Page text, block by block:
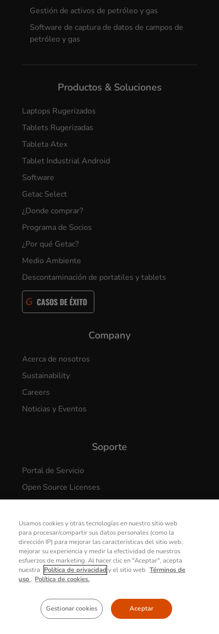
Gestión de activos de petróleo y gas
Software de captura de datos de campos de
petróleo y gas
Productos & Soluciones
Laptops Rugerizados
Tablets Rugerizadas
Tableta Atex
Tablet Industrial Android
Software
Getac Select
¿Donde comprar?
Programa de Socios
¿Por qué Getac?
Medio Ambiente
Descontaminación de portatiles y tablets
CASOS DE ÉXITO
Company
Acerca de nosotros
Sustainability
Careers
Noticias y Eventos
Soporte
Portal de Servicio
Open Source Licenses
Security Vulnerabilities Reporting
Política de PrivacidadCondiciones De Uso
CONTÁCTENOS
Usamos cookies y otras tecnologías en nuestro sitio web
para procesar/compartir sus datos personales (como la
dirección IP) para mejorar las características del sitio web,
mejorar su experiencia y medir la efectividad de nuestros
esfuerzos de marketing. Al hacer clic en "Aceptar", acepta
nuestra Política de privacidad y el sitio web Términos de
uso . Política de cookies.
Gestionar cookies Aceptar